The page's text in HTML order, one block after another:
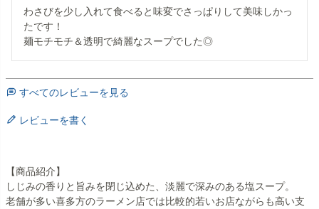
わさびを少し入れて食べると味変でさっぱりして美味しかっ
たです！
麺モチモチ＆透明で綺麗なスープでした◎
すべてのレビューを見る
レビューを書く
【商品紹介】
しじみの香りと旨みを閉じ込めた、淡麗で深みのある塩スープ。
老舗が多い喜多方のラーメン店では比較的若いお店ながらも高い支